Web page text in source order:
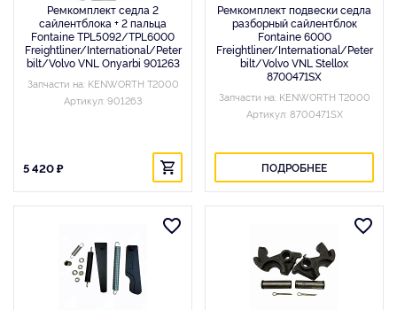
Ремкомплект седла 2
сайлентблока + 2 пальца
Fontaine TPL5092/TPL6000
Freightliner/International/Peter
bilt/Volvo VNL Onyarbi 901263
Запчасти на: KENWORTH T2000
Артикул: 901263
5 420 ₽
Ремкомплект подвески седла
разборный сайлентблок
Fontaine 6000
Freightliner/International/Peter
bilt/Volvo VNL Stellox
8700471SX
Запчасти на: KENWORTH T2000
Артикул: 8700471SX
ПОДРОБНЕЕ